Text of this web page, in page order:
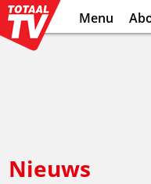
Menu
Nieuws